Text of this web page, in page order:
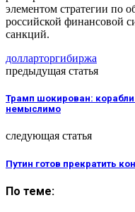
элементом стратегии по
российской финансовой
санкций.
долларторгибиржа
предыдущая статья
Трамп шокирован:
немыслимо
следующая статья
Путин готов прекратить
По теме: